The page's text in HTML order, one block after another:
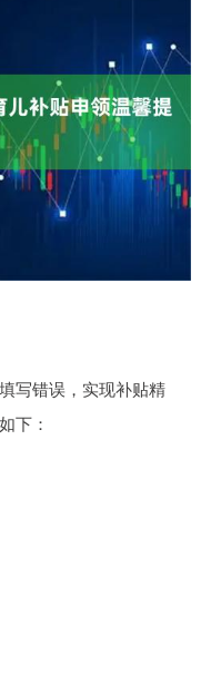
写错误，实现补贴精
下：